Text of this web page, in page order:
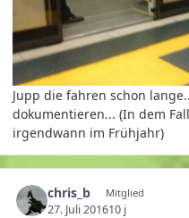
Jupp die fahren schon
dokumentieren... (In dem
irgendwann im Frühjahr)
chris_b Mitglied
27. Juli 201610 j